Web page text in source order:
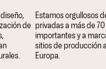
de
Estamos orgullosos
privadas a más de
importantes y a
sitios de producción
Europa.